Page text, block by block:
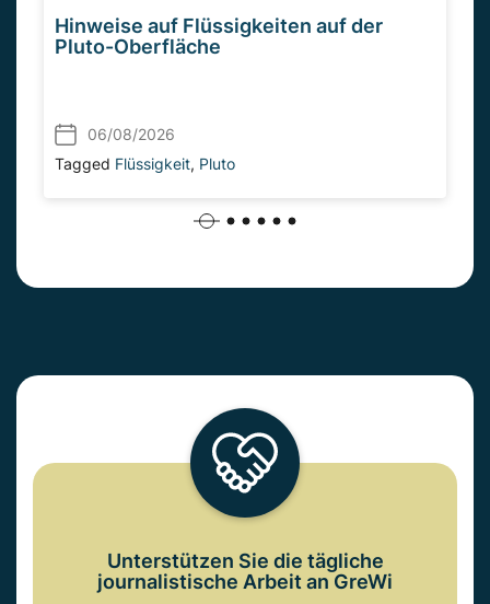
Hinweise auf Flüssigkeiten auf der
Pluto-Oberfläche
06/08/2026
Tagged Flüssigkeit, Pluto
Unterstützen Sie die tägliche
journalistische Arbeit an GreWi